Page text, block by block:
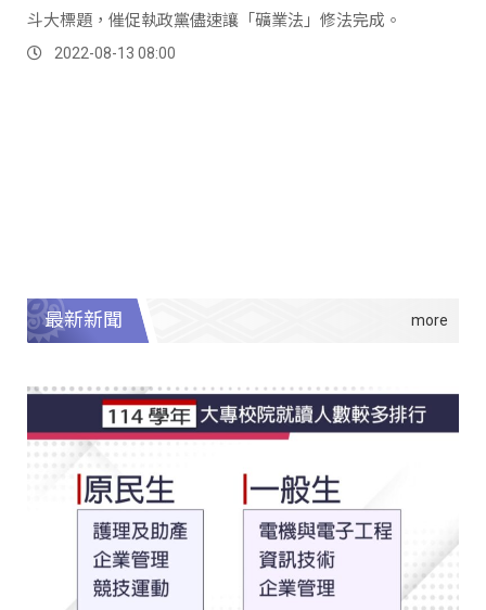
斗大標題，催促執政黨儘速讓「礦業法」修法完成。
2022-08-13 08:00
最新新聞